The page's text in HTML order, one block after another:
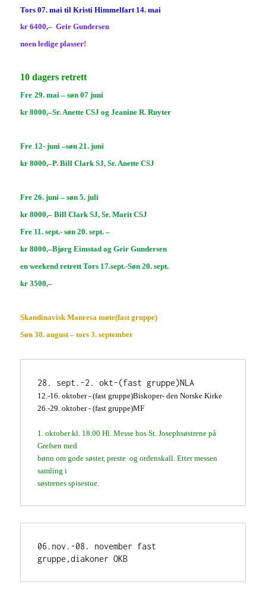
Tors 07. maitilKristi Himmelfart 14.mai
kr6400,– Geir Gundersen
noen ledige plasser!
10 dagers retrett
Fre 29.mai–søn07juni
kr8000,–Sr. Anette CSJogJeanine R. Ruyter
Fre 12- juni–søn21. juni
kr8000,–P. Bill ClarkSJ,Sr. AnetteCSJ
Fre 26. juni – søn 5. juli
kr 8000,– Bill Clark SJ, Sr. Marit CSJ
Fre 11. sept.- søn 20. sept. –
kr 8000,–Bjørg Eimstad og Geir Gundersen
en weekend retrett Tors 17.sept.-Søn 20. sept.
kr 3500,–
Skandinavisk Manresa møte(fast gruppe)
Søn 30. august – tors 3. september
12.-16. oktober - (fast gruppe)Biskoper- den Norske Kirke
26.-29. oktober - (fast gruppe)MF
1. oktober kl. 18.00 Hl. Messe hos St. Josephsøstrene på
Grefsen med
bønn om gode søster, preste  og ordenskall. Etter messen
samling i
søstrenes spisestue.
06.nov.-08. november fast
gruppe,diakoner OKB